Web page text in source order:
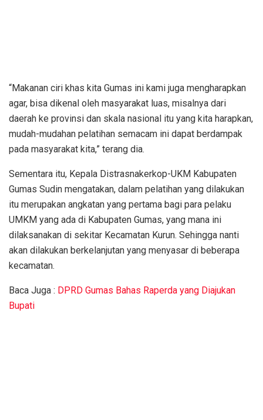
“Makanan ciri khas kita Gumas ini kami juga mengharapkan
agar, bisa dikenal oleh masyarakat luas, misalnya dari
daerah ke provinsi dan skala nasional itu yang kita harapkan,
mudah-mudahan pelatihan semacam ini dapat berdampak
pada masyarakat kita,” terang dia.
Sementara itu, Kepala Distrasnakerkop-UKM Kabupaten
Gumas Sudin mengatakan, dalam pelatihan yang dilakukan
itu merupakan angkatan yang pertama bagi para pelaku
UMKM yang ada di Kabupaten Gumas, yang mana ini
dilaksanakan di sekitar Kecamatan Kurun. Sehingga nanti
akan dilakukan berkelanjutan yang menyasar di beberapa
kecamatan.
Baca Juga : DPRD Gumas Bahas Raperda yang Diajukan
Bupati